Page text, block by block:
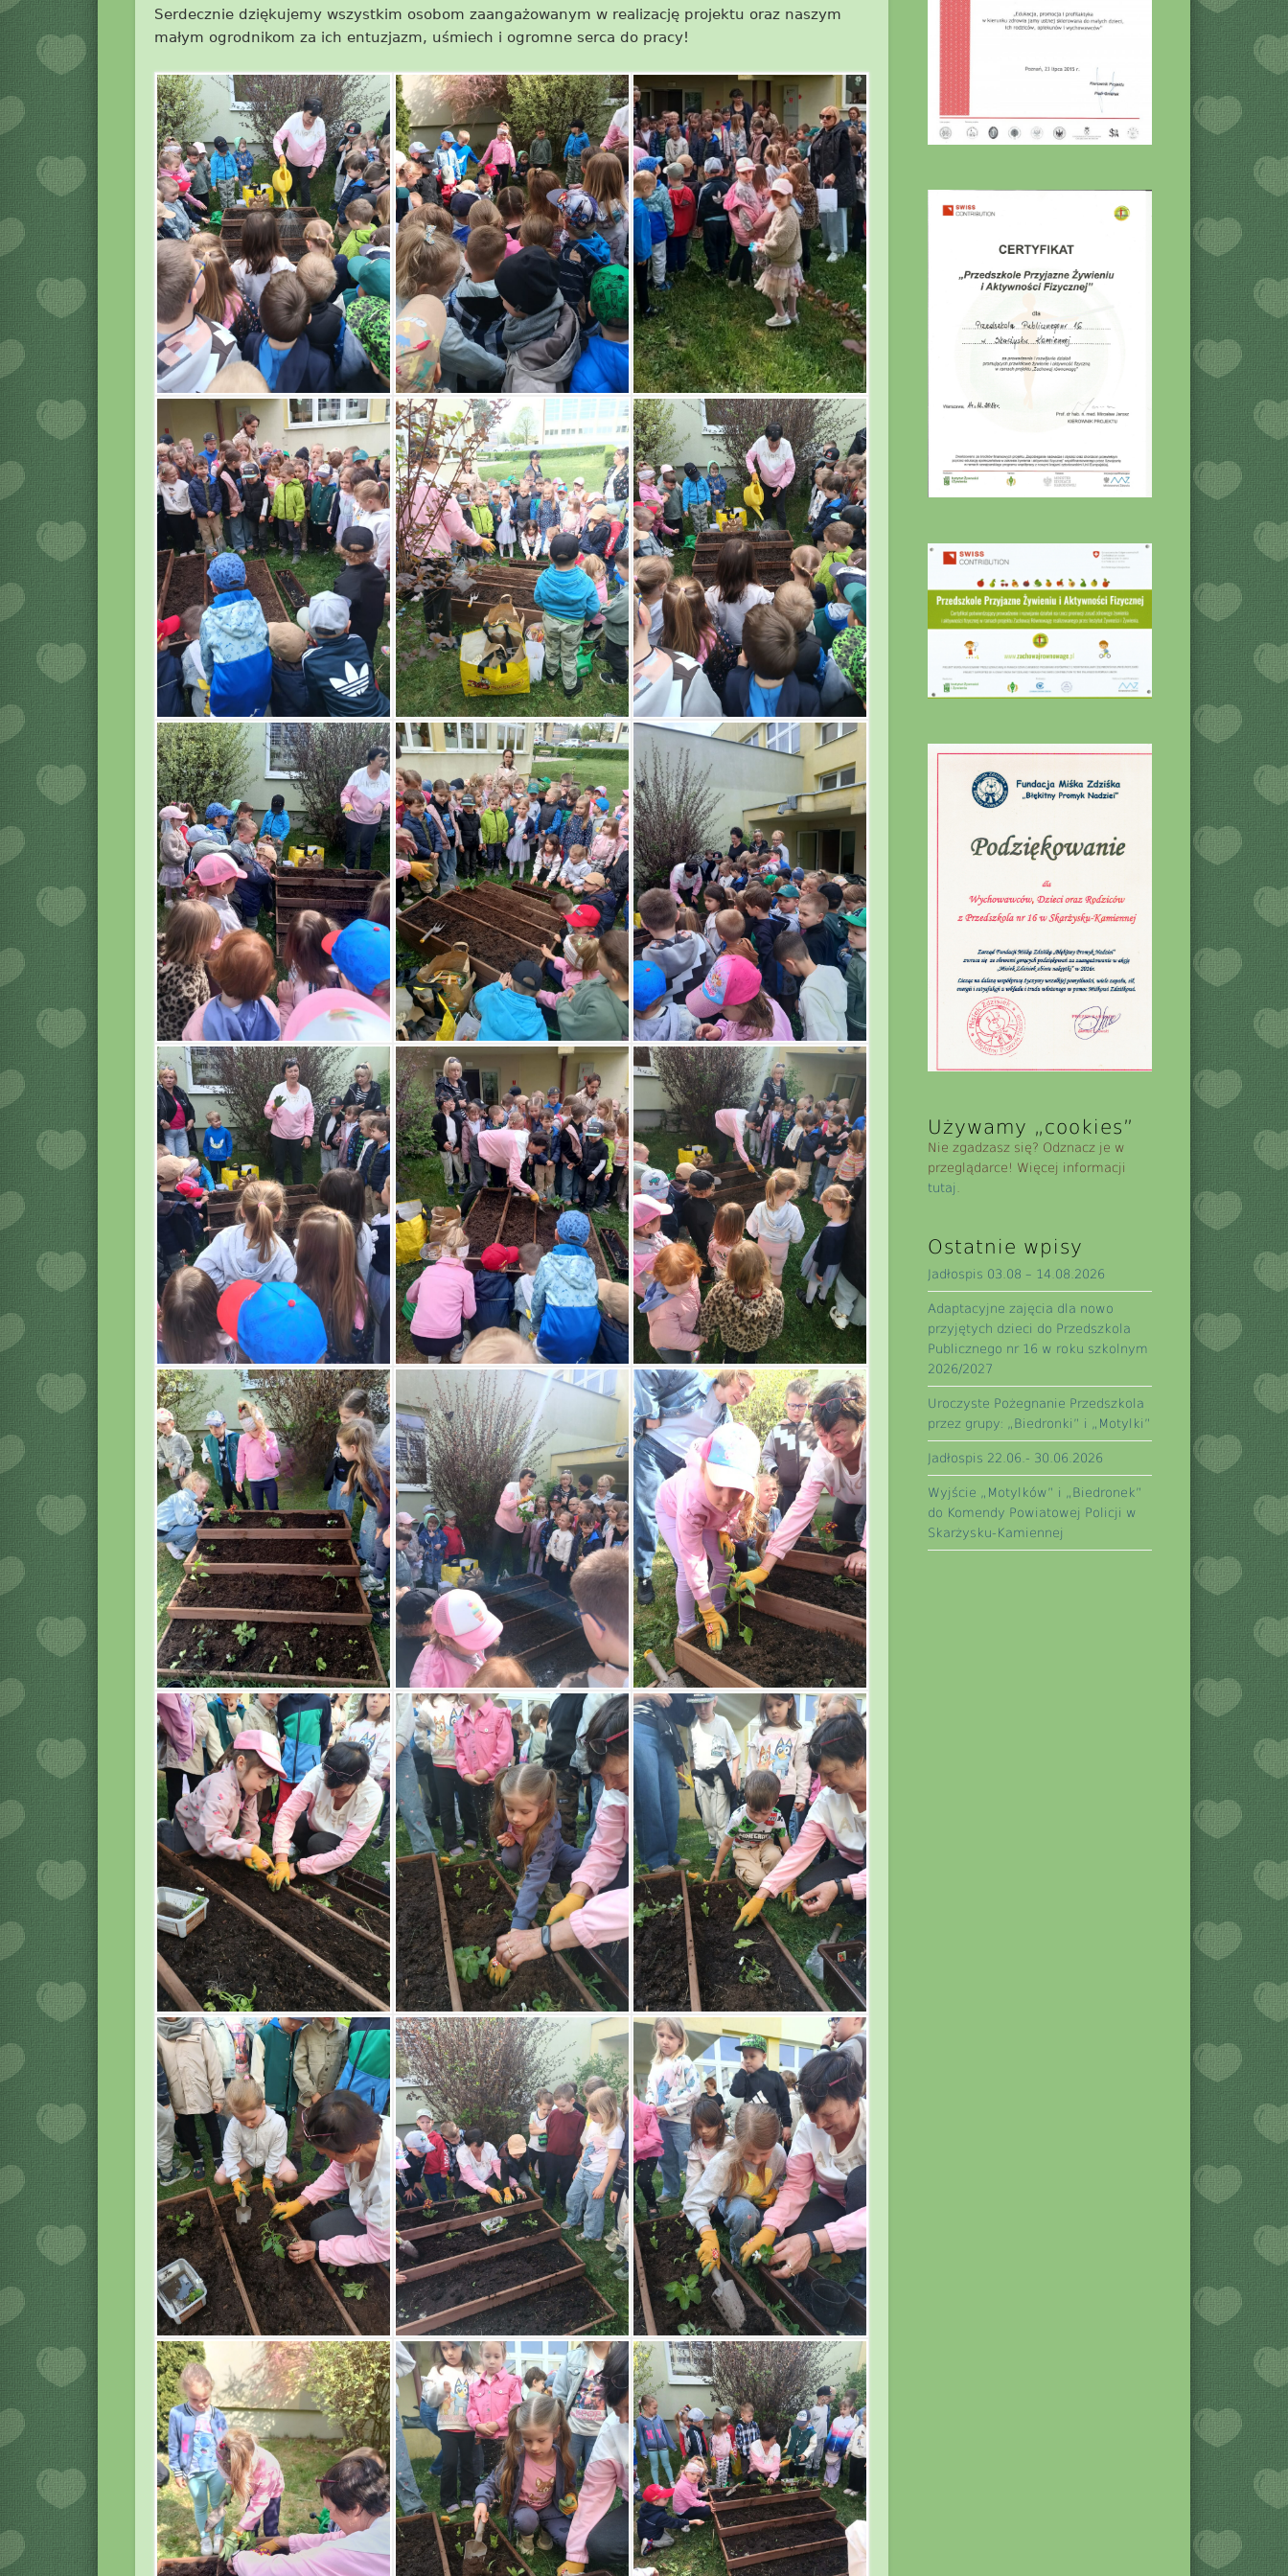
Serdecznie dziękujemy wszystkim osobom zaangażowanym w realizację projektu oraz naszym
małym ogrodnikom za ich entuzjazm, uśmiech i ogromne serca do pracy!
Używamy „cookies”
Nie zgadzasz się? Odznacz je w
przeglądarce! Więcej informacji
tutaj
Ostatnie wpisy
Jadłospis 03.08 – 14.08.2026
Adaptacyjne zajęcia dla nowo
przyjętych dzieci do Przedszkola
Publicznego nr 16 w roku szkolnym
2026/2027
Uroczyste Pożegnanie Przedszkola
przez grupy: „Biedronki” i „Motylki”
Jadłospis 22.06.- 30.06.2026
Wyjście „Motylków” i „Biedronek”
do Komendy Powiatowej Policji w
Skarżysku-Kamiennej